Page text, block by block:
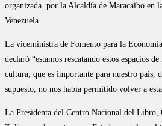
organizada por la Alcaldía de Maracaibo en
Venezuela.
La viceministra de Fomento para la
declaró “estamos rescatando estos espacios
cultura, que es importante para nuestro país,
supuesto, no nos había permitido volver a
La Presidenta del Centro Nacional del Libro,